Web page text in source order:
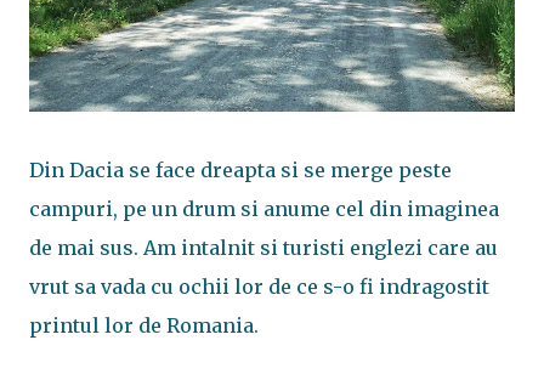
Din Dacia se face dreapta si se merge peste
campuri, pe un drum si anume cel din imaginea
de mai sus. Am intalnit si turisti englezi care au
vrut sa vada cu ochii lor de ce s-o fi indragostit
printul lor de Romania.